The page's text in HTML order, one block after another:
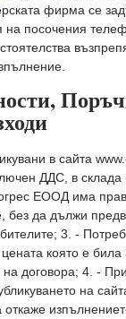
фирма се
на посочения
в сайта
ДДС, в склада
ЕООД има
без да дължи
3. -
която е била
договора; 4. -
на